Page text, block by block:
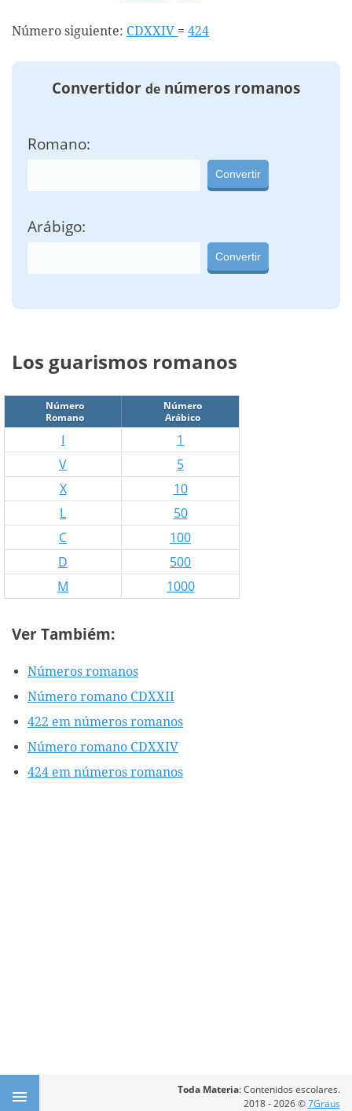
Número siguiente: CDXXIV = 424
Convertidor de números romanos
Romano:
Convertir
Arábigo:
Convertir
Los guarismos romanos
Número
Romano
Número
Arábico
I
1
V
5
X
10
L
50
C
100
D
500
M
1000
Ver Tambiém:
Números romanos
Número romano CDXXII
422 em números romanos
Número romano CDXXIV
424 em números romanos
Toda Materia: Contenidos escolares.
2018 - 2026 ©7Graus